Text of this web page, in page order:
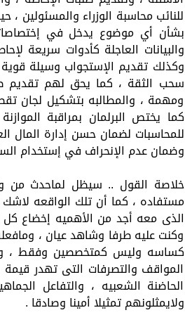
للنائب محاسبة الوزراء والمسئولين
بشأن أي موضوع يدخل في
والبيانات العاجلة كأدوات سريعة
وكذلك تقديم الإستجواب وسيلة
سحب الثقة ، كما يحق لهم تقديم
ومهمة ، والمطالبه بتشكيل لجان
كما يختص البرلمان بمراقبة
للمحاسبات لضمان حسن إدارة المال
وضمان عدم الإنحراف في إستخدام
خلاصة القول .. سيظل لماحدث من
مستفاده ، كما أن تلك الواقعه لاشك
الذى معه أجد من الأهميه إخضاع
وكنت عليه طرفا وشاهد عيان ،
كساسه وليس كمتخصصين وفقط ،
المواقف والتصرفات التى تهدر قيمة
الحاضنة الشعبيه ، والتفاعل
ولايمثلونهم تمثيلا أمينا وصادقا .